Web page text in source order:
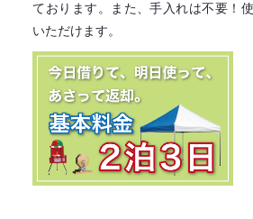
ております。
また、手入れは不要！
いただけます。